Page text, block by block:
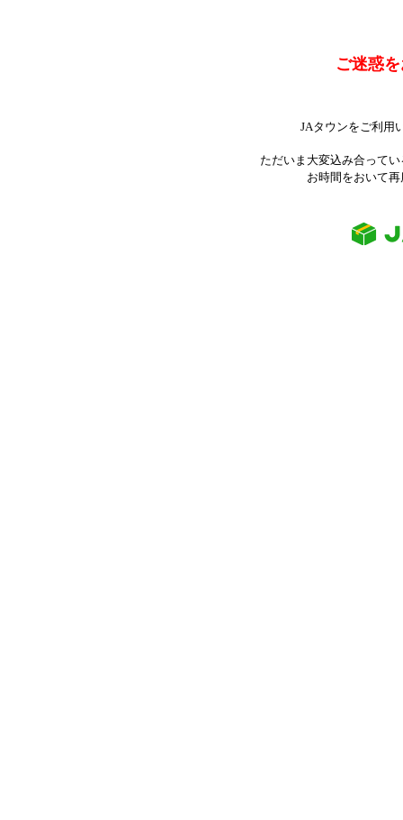
ご迷惑
JAタウンをご利用
ただいま大変込み合って
お時間をおいて